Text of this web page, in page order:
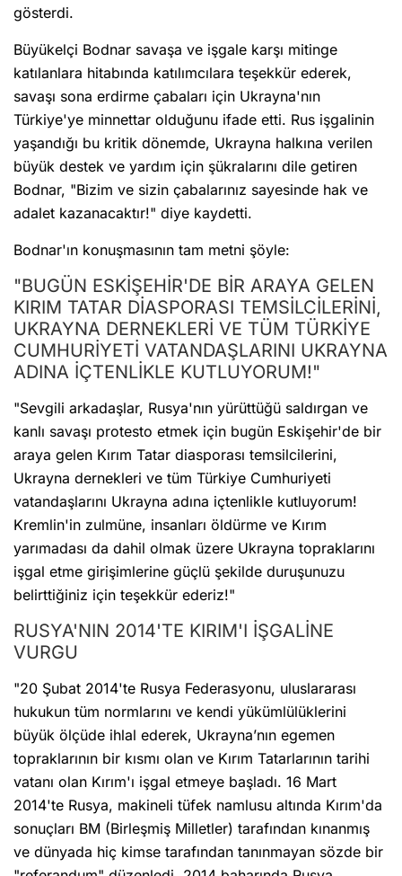
gösterdi.
Büyükelçi Bodnar savaşa ve işgale karşı mitinge
katılanlara hitabında katılımcılara teşekkür ederek,
savaşı sona erdirme çabaları için Ukrayna'nın
Türkiye'ye minnettar olduğunu ifade etti. Rus işgalinin
yaşandığı bu kritik dönemde, Ukrayna halkına verilen
büyük destek ve yardım için şükralarını dile getiren
Bodnar, "Bizim ve sizin çabalarınız sayesinde hak ve
adalet kazanacaktır!" diye kaydetti.
Bodnar'ın konuşmasının tam metni şöyle:
"BUGÜN ESKİŞEHİR'DE BİR ARAYA GELEN
KIRIM TATAR DİASPORASI TEMSİLCİLERİNİ,
UKRAYNA DERNEKLERİ VE TÜM TÜRKİYE
CUMHURİYETİ VATANDAŞLARINI UKRAYNA
ADINA İÇTENLİKLE KUTLUYORUM!"
"Sevgili arkadaşlar, Rusya'nın yürüttüğü saldırgan ve
kanlı savaşı protesto etmek için bugün Eskişehir'de bir
araya gelen Kırım Tatar diasporası temsilcilerini,
Ukrayna dernekleri ve tüm Türkiye Cumhuriyeti
vatandaşlarını Ukrayna adına içtenlikle kutluyorum!
Kremlin'in zulmüne, insanları öldürme ve Kırım
yarımadası da dahil olmak üzere Ukrayna topraklarını
işgal etme girişimlerine güçlü şekilde duruşunuzu
belirttiğiniz için teşekkür ederiz!"
RUSYA'NIN 2014'TE KIRIM'I İŞGALİNE
VURGU
"20 Şubat 2014'te Rusya Federasyonu, uluslararası
hukukun tüm normlarını ve kendi yükümlülüklerini
büyük ölçüde ihlal ederek, Ukrayna’nın egemen
topraklarının bir kısmı olan ve Kırım Tatarlarının tarihi
vatanı olan Kırım'ı işgal etmeye başladı. 16 Mart
2014'te Rusya, makineli tüfek namlusu altında Kırım'da
sonuçları BM (Birleşmiş Milletler) tarafından kınanmış
ve dünyada hiç kimse tarafından tanınmayan sözde bir